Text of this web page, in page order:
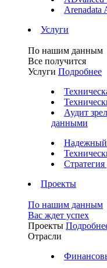
Arenadata
Услуги
По нашим данным
Все получится
Услуги Подробнее
Аудит
данными
Надежный
Проекты
По нашим данным
Вас ждет успех
Проекты
Отрасли